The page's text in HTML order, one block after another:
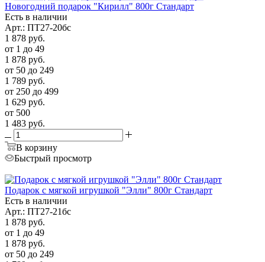
Новогодний подарок "Кирилл" 800г Стандарт
Есть в наличии
Арт.: ПТ27-20бс
1 878 руб.
от 1 до 49
1 878 руб.
от 50 до 249
1 789 руб.
от 250 до 499
1 629 руб.
от 500
1 483 руб.
В корзину
Быстрый просмотр
Подарок с мягкой игрушкой "Элли" 800г Стандарт
Есть в наличии
Арт.: ПТ27-21бс
1 878 руб.
от 1 до 49
1 878 руб.
от 50 до 249